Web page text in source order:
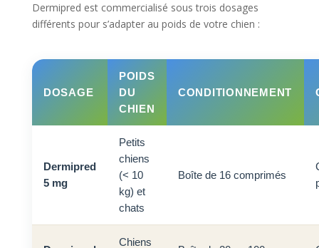
Dermipred est commercialisé sous trois dosages
différents pour s’adapter au poids de votre chien :
DOSAGE
POIDS
DU
CHIEN
CONDITIONNEMENT
Dermipred
5 mg
Petits
chiens
(< 10
kg) et
chats
Boîte de 16 comprimés
Chiens